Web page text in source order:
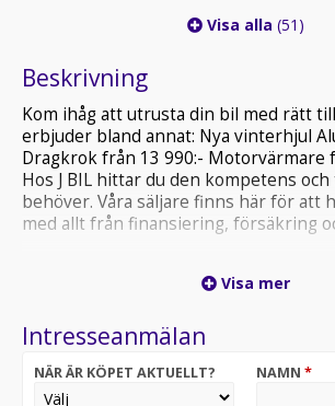
Visa alla (51)
Beskrivning
Kom ihåg att utrusta din bil med rätt
erbjuder bland annat: Nya vinterhjul
Dragkrok från 13 990:- Motorvärmare
Hos J BIL hittar du den kompetens
behöver. Våra säljare finns här för att
med allt från finansiering, försäkring
alltid minst 1200 bilar i lager. Som kund
nuvarande bil i inbyte. Kontakta din
Varmt välkomna till oss på J Bil!
Visa mer
Intresseanmälan
NÄR ÄR KÖPET AKTUELLT? NAMN *